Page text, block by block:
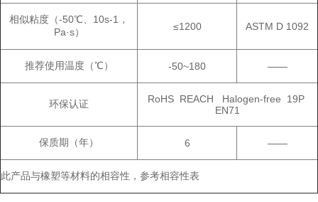
相似粘度（-50℃、10s-1，
Pa·s）
≤1200 ASTM D 1092
推荐使用温度（℃） -50~180 ——
环保认证
RoHS REACH Halogen-free 19P
EN71
保质期（年） 6 ——
此产品与橡塑等材料的相容性，参考相容性表